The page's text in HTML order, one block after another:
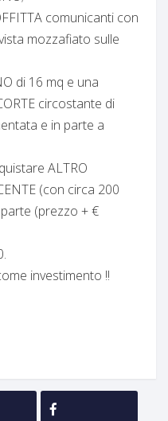
comunicanti con
mozzafiato sulle
di 16 mq e una
circostante di
e in parte a
ALTRO
(con circa 200
(prezzo + €
investimento !!